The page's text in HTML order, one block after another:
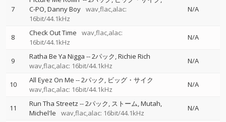
7
C-PO Danny Boy wav,flac,alac:
16bit/44.1kHz
N/A
8 Check Out Time
wav,flac,alac:
16bit/44.1kHz
N/A
9 Ratha Be Ya Nigga --2パック Richie Rich
wav,flac,alac: 16bit/44.1kHz
N/A
10 All Eyez On Me --2パック ビッグ・サイク
wav,flac,alac: 16bit/44.1kHz
N/A
11 Run Tha Streetz --2パック ストーム Mutah
Michel'le
wav,flac,alac: 16bit/44.1kHz
N/A